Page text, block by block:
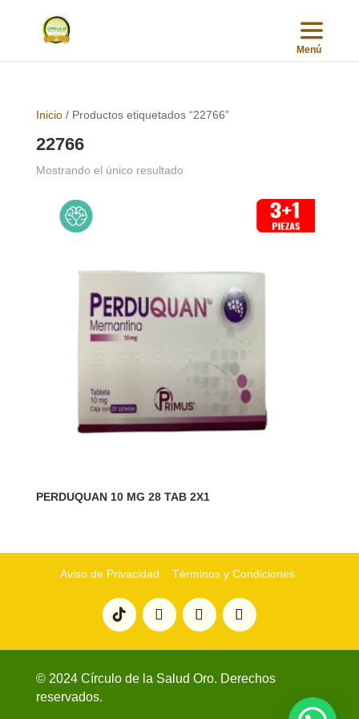
Inicio/ Productos etiquetados “22766”
22766
Mostrando el único resultado
PERDUQUAN 10 MG 28 TAB 2X1
Aviso de Privacidad Términos y Condiciones
© 2024 Círculo de la Salud Oro. Derechos
reservados.